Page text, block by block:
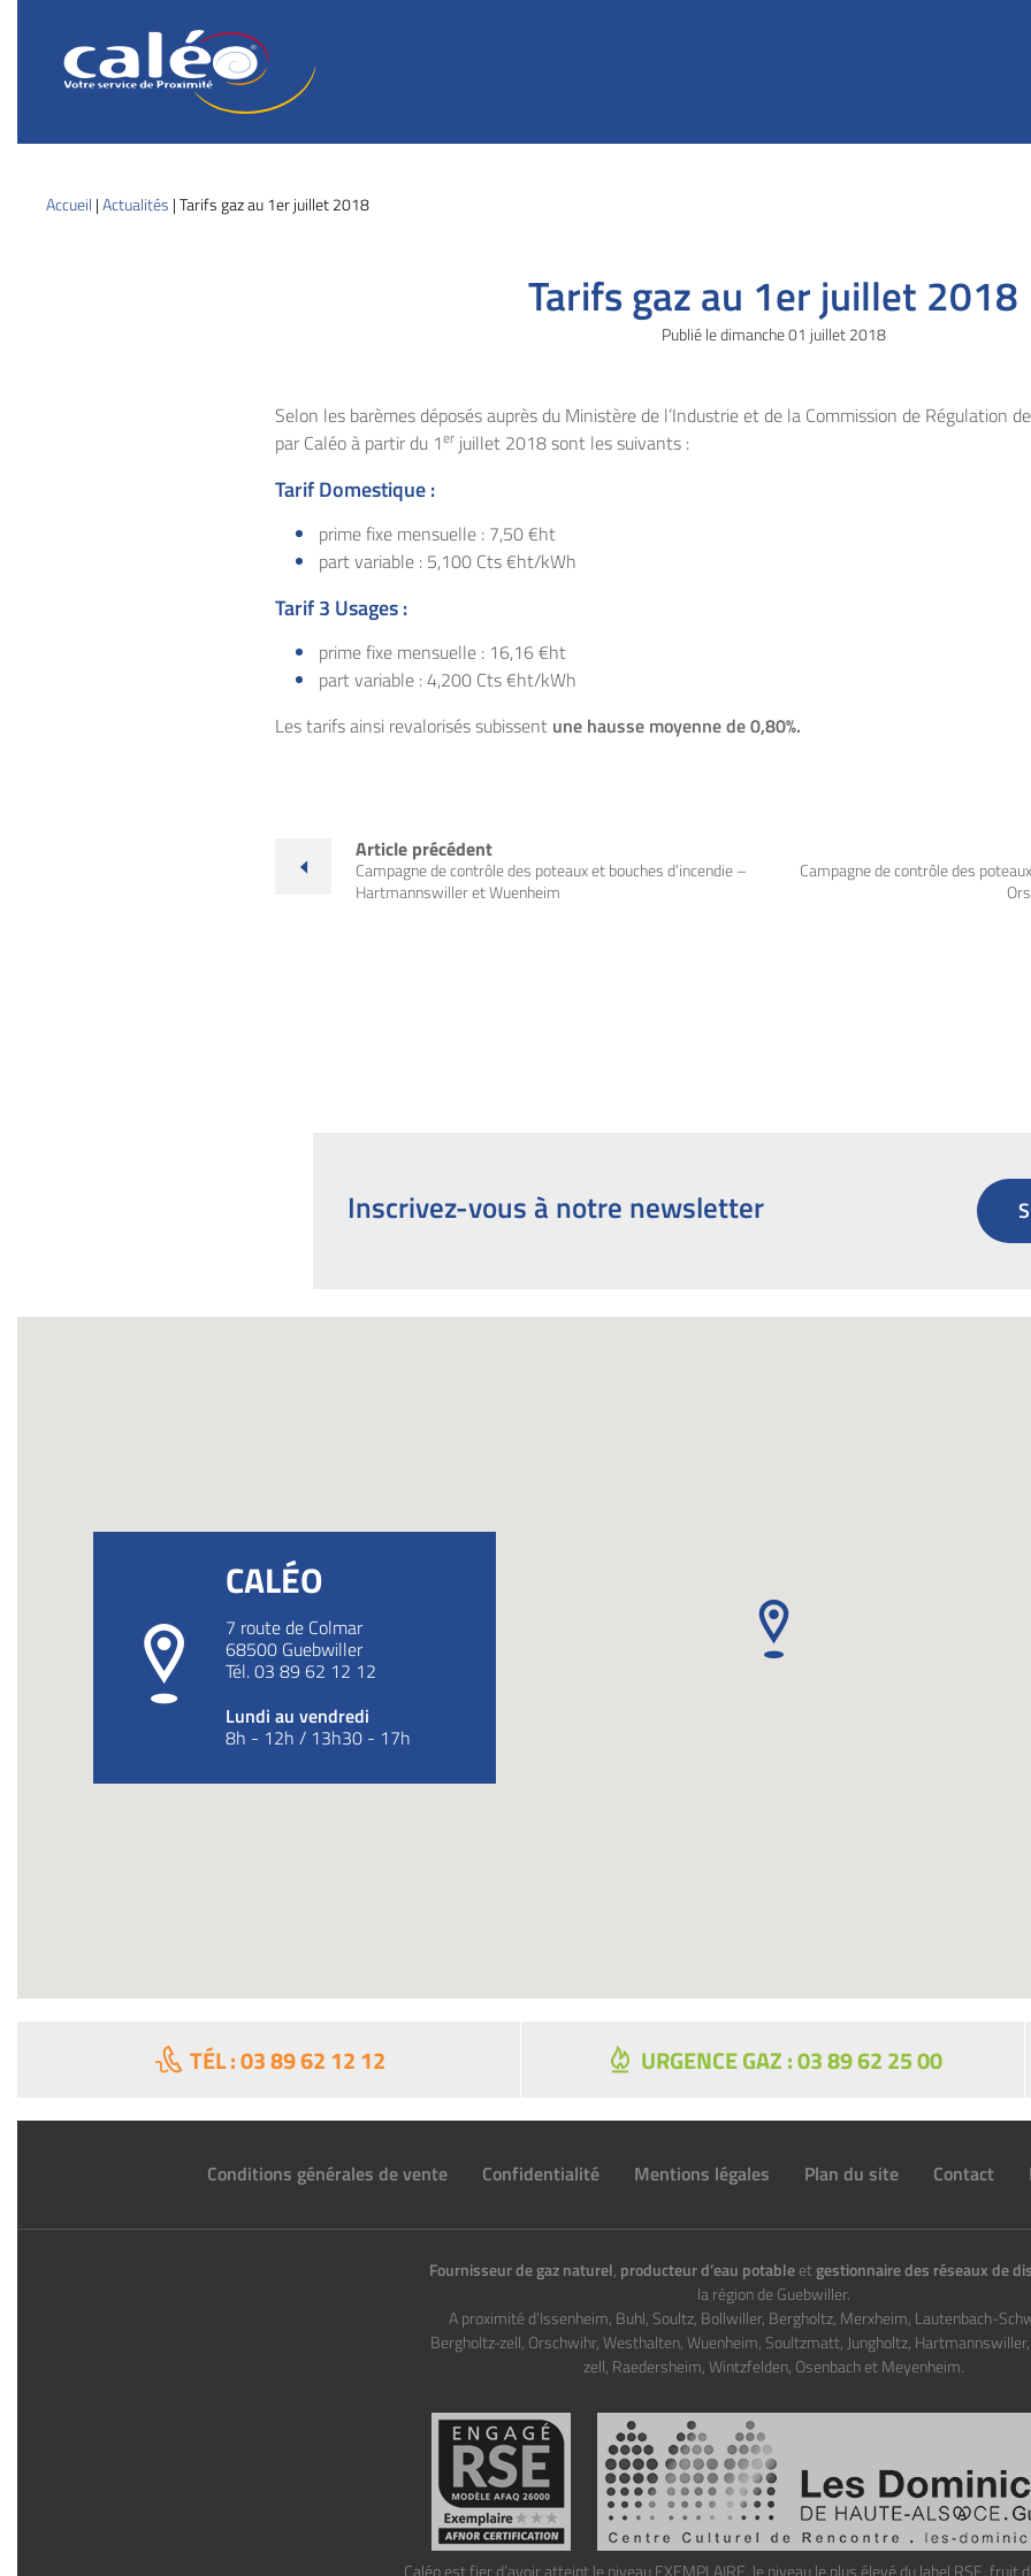
Caléo
Guebwiller
Votre
proximité
Accueil |Actualités |Tarifs gaz au 1er juillet 2018
Tarifs gaz au 1er juillet 2018
Publié ledimanche01 juillet 2018
Selon les barèmes déposés auprès du Ministère de l’Industrie et de la Commission de Régulation
par Caléo à partir du 1er juillet 2018 sont les suivants :
Tarif Domestique :
prime fixe mensuelle : 7,50 €ht
part variable : 5,100 Cts €ht/kWh
Tarif 3 Usages :
prime fixe mensuelle : 16,16 €ht
part variable : 4,200 Cts €ht/kWh
Les tarifs ainsi revalorisés subissent une hausse moyenne de 0,80%.
Article précédent
Campagne de contrôle des poteaux et bouches d’incendie –
Hartmannswiller et Wuenheim
Campagne de contrôle des
Inscrivez-vous à notre newsletter
CALÉO
7 route de Colmar
68500 Guebwiller
Tél.03 89 62 12 12
Lundi au vendredi
8h - 12h / 13h30 - 17h
TÉL : 03 89 62 12 12 URGENCE GAZ : 03 89 62 25 00
Conditions générales de vente Confidentialité Mentions légales Plan du site Contact
Fournisseur de gaz naturel, producteur d’eau potableetgestionnaire des réseaux de
la région de Guebwiller.
A proximité d’Issenheim, Buhl, Soultz, Bollwiller, Bergholtz, Merxheim, Lautenbach-
Bergholtz-zell, Orschwihr, Westhalten, Wuenheim, Soultzmatt, Jungholtz,
zell, Raedersheim, Wintzfelden, Osenbach et Meyenheim.
Caléo est fier d’avoir atteint le niveau EXEMPLAIRE, le niveau le plus élevé du label RSE, fruit